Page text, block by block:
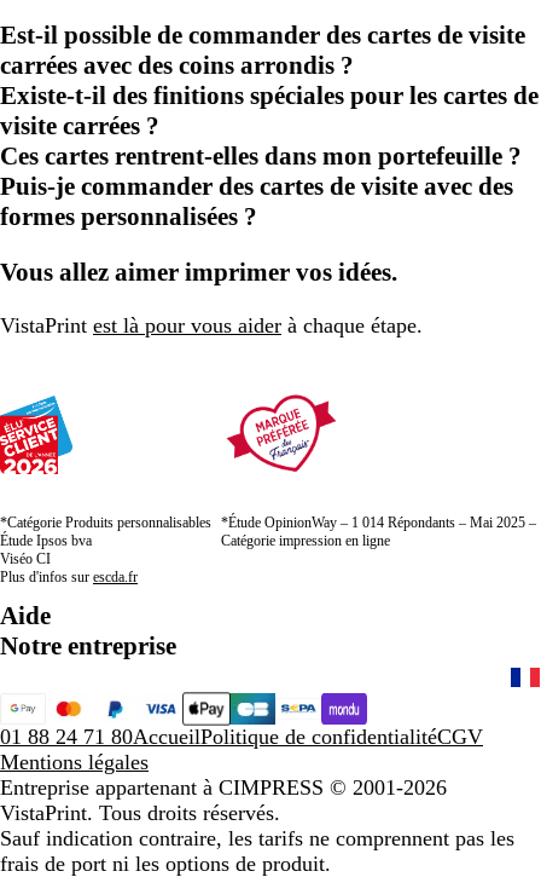
Est-il possible de commander des cartes de visite
carrées avec des coins arrondis ?
Existe-t-il des finitions spéciales pour les cartes de
visite carrées ?
Ces cartes rentrent-elles dans mon portefeuille ?
Puis-je commander des cartes de visite avec des
formes personnalisées ?
Vous allez aimer imprimer vos idées.
VistaPrint est là pour vous aider à chaque étape.
*Catégorie Produits personnalisables
Étude Ipsos bva
Viséo CI
Plus d'infos sur escda.fr
*Étude OpinionWay – 1 014 Répondants – Mai 2025 –
Catégorie impression en ligne
Aide
Notre entreprise
01 88 24 71 80AccueilPolitique de confidentialitéCGV
Mentions légales
Entreprise appartenant à CIMPRESS © 2001-2026
VistaPrint. Tous droits réservés.
Sauf indication contraire, les tarifs ne comprennent pas les
frais de port ni les options de produit.